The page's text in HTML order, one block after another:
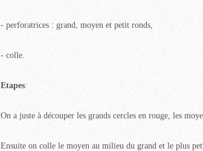
- perforatrices : grand, moyen et petit ronds,
- colle.
Etapes:
On a juste à découper les grands cercles en rouge, les
Ensuite on colle le moyen au milieu du grand et le plus